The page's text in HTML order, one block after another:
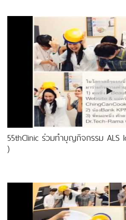
55thClinic ร่วมทำบุญกิจกรรม ALS
)